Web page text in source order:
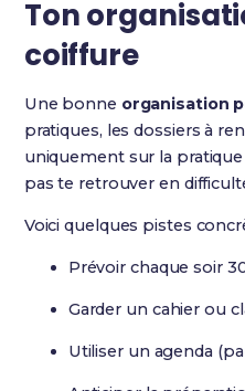
Ton
coiffure
Une bonne organisation
pratiques, les dossiers à
uniquement sur la
pas te retrouver en
Voici quelques pistes
Prévoir chaque soir
Garder un cahier ou
Utiliser un agenda